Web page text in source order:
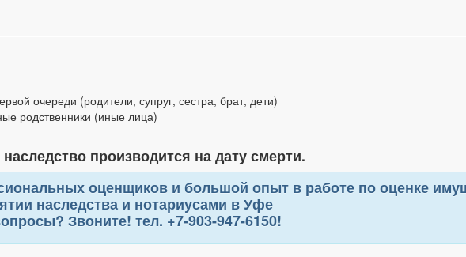
очереди (родители, супруг, сестра, брат, дети)
родственники (иные лица)
производится на дату смерти.
оценщиков и большой опыт в работе по оценке
наследства и нотариусами в Уфе
Звоните! тел. +7-903-947-6150!